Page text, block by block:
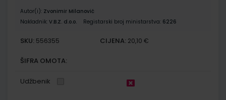
Autor(i): Zvonimir Milanović
Nakladnik: V.B.Z. d.o.o. Registarski broj ministarstva: 6226
SKU: 556355 CIJENA: 20,10 €
ŠIFRA OMOTA:
Udžbenik